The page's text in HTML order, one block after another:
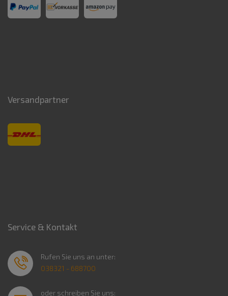
Versandpartner
Service & Kontakt
Rufen Sie uns an unter:
038321 - 688700
oder schreiben Sie uns: